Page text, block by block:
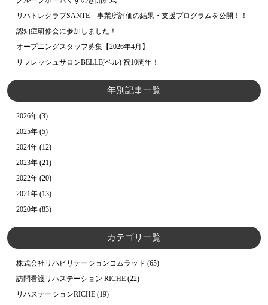
リハトレクラブSANTE 事業所評価の結果・支援プログラムを公開！！
認知症研修会に参加しました！
オープニングスタッフ募集【2026年4月】
リフレッシュサロンBELLE(ベル) 祝10周年！
年別記事一覧
2026年(3)
2025年(5)
2024年(12)
2023年(21)
2022年(20)
2021年(13)
2020年(83)
カテゴリ一覧
株式会社リハビリテーションコムラッド (65)
訪問看護リハステーション RICHE(22)
リハステーションRICHE(19)